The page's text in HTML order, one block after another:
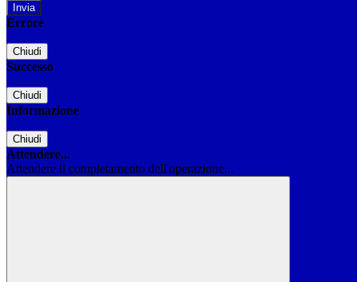
Errore
Chiudi
Successo
Chiudi
Informazione
Chiudi
Attendere...
Attendere il completamento dell'operazione...